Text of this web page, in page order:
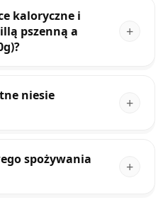
kaloryczne i
pszenną a
niesie
spożywania